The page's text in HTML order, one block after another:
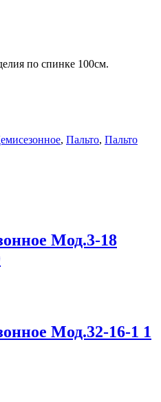
по спинке 100см.
, Пальто, Пальто
Мод.3-18
Мод.32-16-1 1